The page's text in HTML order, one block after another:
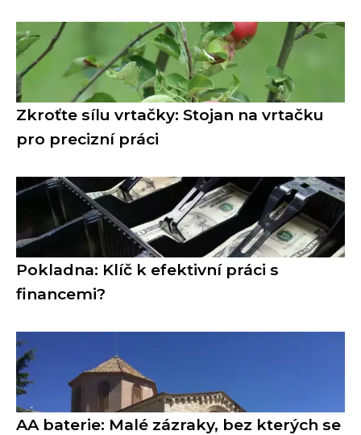
Zkroťte sílu vrtačky: Stojan na vrtačku
pro precizní práci
Pokladna: Klíč k efektivní práci s
financemi?
AA baterie: Malé zázraky, bez kterých se